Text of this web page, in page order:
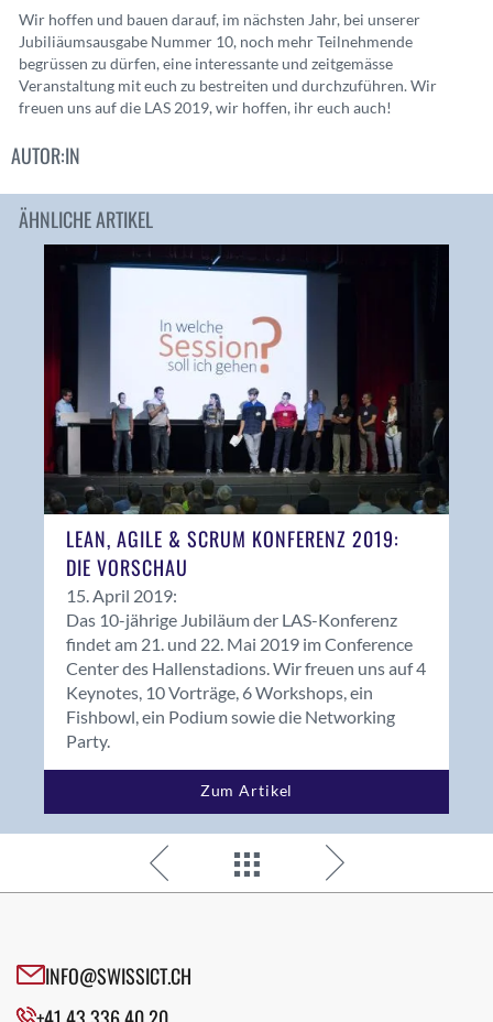
Wir hoffen und bauen darauf, im nächsten Jahr, bei unserer
Jubiliäumsausgabe Nummer 10, noch mehr Teilnehmende
begrüssen zu dürfen, eine interessante und zeitgemässe
Veranstaltung mit euch zu bestreiten und durchzuführen. Wir
freuen uns auf die LAS 2019, wir hoffen, ihr euch auch!
AUTOR:IN
ÄHNLICHE ARTIKEL
LEAN, AGILE & SCRUM KONFERENZ 2019:
DIE VORSCHAU
15. April 2019:
Das 10-jährige Jubiläum der LAS-Konferenz
findet am 21. und 22. Mai 2019 im Conference
Center des Hallenstadions. Wir freuen uns auf 4
Keynotes, 10 Vorträge, 6 Workshops, ein
Fishbowl, ein Podium sowie die Networking
Party.
Zum Artikel
INFO@SWISSICT.CH